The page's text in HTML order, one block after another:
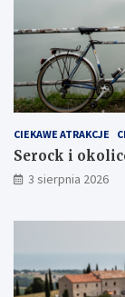
CIEKAWE ATRAKCJE
Serock i
3 sierpnia 2026